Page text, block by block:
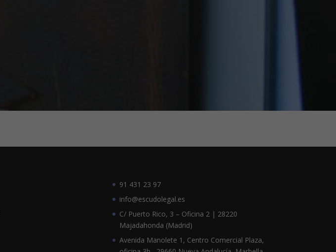
91 431 23 97
info@escudolegal.es
C/ Puerto Rico, 3 – Oficina 2 | 28220
Majadahonda (Madrid)
Avenida Manolete 1, Centro Comercial Plaza,